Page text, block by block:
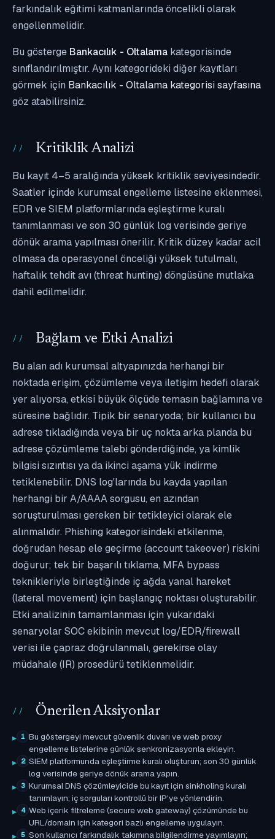
farkındalık eğitimi katmanlarında öncelikli olarak
engellenmelidir.
Bu gösterge Bankacılık - Oltalama kategorisinde
sınıflandırılmıştır. Aynı kategorideki diğer kayıtları
görmek için Bankacılık - Oltalama kategorisi sayfasına
göz atabilirsiniz.
Kritiklik Analizi
Bu kayıt 4–5 aralığında yüksek kritiklik seviyesindedir.
Saatler içinde kurumsal engelleme listesine eklenmesi,
EDR ve SIEM platformlarında eşleştirme kuralı
tanımlanması ve son 30 günlük log verisinde geriye
dönük arama yapılması önerilir. Kritik düzey kadar acil
olmasa da operasyonel önceliği yüksek tutulmalı,
haftalık tehdit avı (threat hunting) döngüsüne mutlaka
dahil edilmelidir.
Bağlam ve Etki Analizi
Bu alan adı kurumsal altyapınızda herhangi bir
noktada erişim, çözümleme veya iletişim hedefi olarak
yer alıyorsa, etkisi büyük ölçüde temasın bağlamına ve
süresine bağlıdır. Tipik bir senaryoda; bir kullanıcı bu
adrese tıkladığında veya bir uç nokta arka planda bu
adrese çözümleme talebi gönderdiğinde, ya kimlik
bilgisi sızıntısı ya da ikinci aşama yük indirme
tetiklenebilir. DNS log'larında bu kayda yapılan
herhangi bir A/AAAA sorgusu, en azından
soruşturulması gereken bir tetikleyici olarak ele
alınmalıdır. Phishing kategorisindeki etkilenme,
doğrudan hesap ele geçirme (account takeover) riskini
doğurur; tek bir başarılı tıklama, MFA bypass
teknikleriyle birleştiğinde iç ağda yanal hareket
(lateral movement) için başlangıç noktası oluşturabilir.
Etki analizinin tamamlanması için yukarıdaki
senaryolar SOC ekibinin mevcut log/EDR/firewall
verisi ile çapraz doğrulanmalı, gerekirse olay
müdahale (IR) prosedürü tetiklenmelidir.
Önerilen Aksiyonlar
1 Bu göstergeyi mevcut güvenlik duvarı ve web proxy
engelleme listelerine günlük senkronizasyonla ekleyin.
2 SIEM platformunda eşleştirme kuralı oluşturun; son 30 günlük
log verisinde geriye dönük arama yapın.
3 Kurumsal DNS çözümleyicide bu kayıt için sinkholing kuralı
tanımlayın; iç sorguları kontrollü bir IP'ye yönlendirin.
4 Web içerik filtreleme (secure web gateway) çözümünde bu
URL/domain için kategori bazlı engelleme uygulayın.
5 Son kullanıcı farkındalık takımına bilgilendirme yayımlayın;